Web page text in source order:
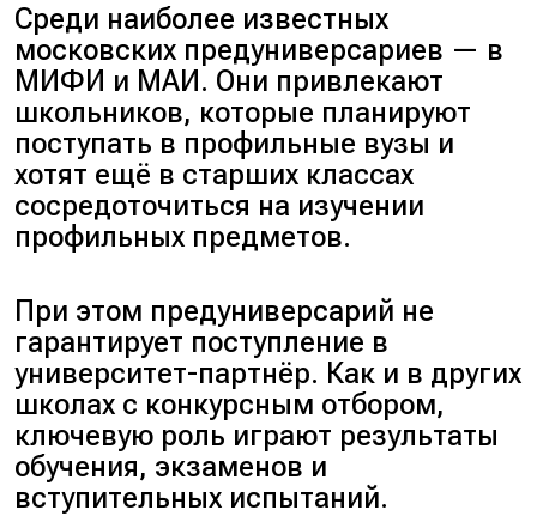
Среди наиболее известных
московских предуниверсариев — в
МИФИ и МАИ. Они привлекают
школьников, которые планируют
поступать в профильные вузы и
хотят ещё в старших классах
сосредоточиться на изучении
профильных предметов.
При этом предуниверсарий не
гарантирует поступление в
университет-партнёр. Как и в других
школах с конкурсным отбором,
ключевую роль играют результаты
обучения, экзаменов и
вступительных испытаний.